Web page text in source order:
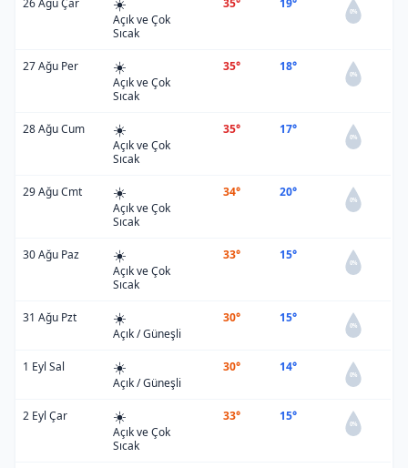
26 Ağu Çar
Açık ve Çok
Sıcak
35° 19°
0%
27 Ağu Per ☀️
Açık ve Çok
Sıcak
35° 18°
0%
28 Ağu Cum ☀️
Açık ve Çok
Sıcak
35° 17°
0%
29 Ağu Cmt ☀️
Açık ve Çok
Sıcak
34° 20°
0%
30 Ağu Paz ☀️
Açık ve Çok
Sıcak
33° 15°
0%
31 Ağu Pzt ☀️
Açık / Güneşli
30° 15°
0%
1 Eyl Sal ☀️
Açık / Güneşli
30° 14°
0%
2 Eyl Çar ☀️
Açık ve Çok
Sıcak
33° 15°
0%